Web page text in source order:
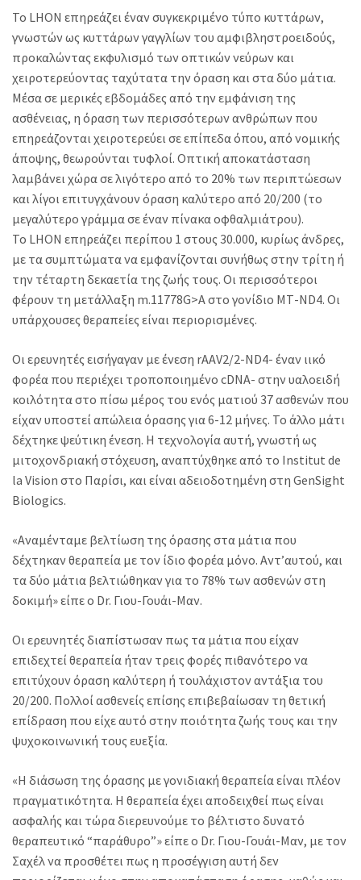
Το LHON επηρεάζει έναν συγκεκριμένο τύπο κυττάρων,
γνωστών ως κυττάρων γαγγλίων του αμφιβληστροειδούς,
προκαλώντας εκφυλισμό των οπτικών νεύρων και
χειροτερεύοντας ταχύτατα την όραση και στα δύο μάτια.
Μέσα σε μερικές εβδομάδες από την εμφάνιση της
ασθένειας, η όραση των περισσότερων ανθρώπων που
επηρεάζονται χειροτερεύει σε επίπεδα όπου, από νομικής
άποψης, θεωρούνται τυφλοί. Οπτική αποκατάσταση
λαμβάνει χώρα σε λιγότερο από το 20% των περιπτώεσων
και λίγοι επιτυγχάνουν όραση καλύτερο από 20/200 (το
μεγαλύτερο γράμμα σε έναν πίνακα οφθαλμιάτρου).
Το LHON επηρεάζει περίπου 1 στους 30.000, κυρίως άνδρες,
με τα συμπτώματα να εμφανίζονται συνήθως στην τρίτη ή
την τέταρτη δεκαετία της ζωής τους. Οι περισσότεροι
φέρουν τη μετάλλαξη m.11778G>A στο γονίδιο ΜΤ-ND4. Οι
υπάρχουσες θεραπείες είναι περιορισμένες.
Οι ερευνητές εισήγαγαν με ένεση rAAV2/2-ND4- έναν ιικό
φορέα που περιέχει τροποποιημένο cDNA- στην υαλοειδή
κοιλότητα στο πίσω μέρος του ενός ματιού 37 ασθενών που
είχαν υποστεί απώλεια όρασης για 6-12 μήνες. Το άλλο μάτι
δέχτηκε ψεύτικη ένεση. Η τεχνολογία αυτή, γνωστή ως
μιτοχονδριακή στόχευση, αναπτύχθηκε από το Institut de
la Vision στο Παρίσι, και είναι αδειοδοτημένη στη GenSight
Biologics.
«Αναμένταμε βελτίωση της όρασης στα μάτια που
δέχτηκαν θεραπεία με τον ίδιο φορέα μόνο. Αντ’αυτού, και
τα δύο μάτια βελτιώθηκαν για το 78% των ασθενών στη
δοκιμή» είπε ο Dr. Γιου-Γουάι-Μαν.
Οι ερευνητές διαπίστωσαν πως τα μάτια που είχαν
επιδεχτεί θεραπεία ήταν τρεις φορές πιθανότερο να
επιτύχουν όραση καλύτερη ή τουλάχιστον αντάξια του
20/200. Πολλοί ασθενείς επίσης επιβεβαίωσαν τη θετική
επίδραση που είχε αυτό στην ποιότητα ζωής τους και την
ψυχοκοινωνική τους ευεξία.
«Η διάσωση της όρασης με γονιδιακή θεραπεία είναι πλέον
πραγματικότητα. Η θεραπεία έχει αποδειχθεί πως είναι
ασφαλής και τώρα διερευνούμε το βέλτιστο δυνατό
θεραπευτικό “παράθυρο”» είπε ο Dr. Γιου-Γουάι-Μαν, με τον
Σαχέλ να προσθέτει πως η προσέγγιση αυτή δεν